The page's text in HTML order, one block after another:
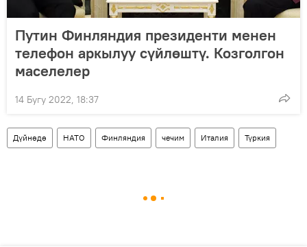
Путин Финляндия президенти менен
телефон аркылуу сүйлөштү. Козголгон
маселелер
14 Бугу 2022, 18:37
Дүйнөдө НАТО Финляндия чечим Италия Түркия